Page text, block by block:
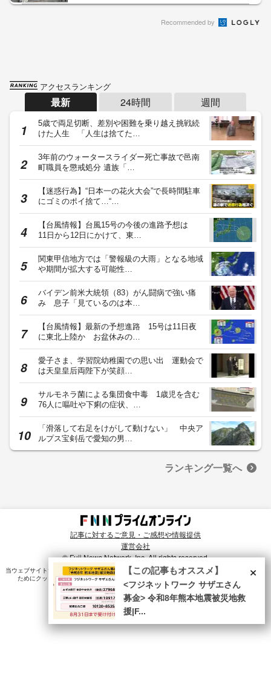
Recommended by
アクセスランキング
最新 24時間 週間
5歳で両足切断、差別や困難を乗り越え挑戦続
けた人生 「人生は捨てた…
3年前のウォータースライダー死亡事故で邑南
町職員を懲戒処分 遺族「…
【迷惑行為】“日本一の花火大会”で長時間駐車
にゴミのポイ捨て…“…
【台風情報】台風15号の今後の進路予想は
11日から12日にかけて、東…
関東甲信地方では「警報級の大雨」となる地域
や期間が拡大する可能性…
バイデン前米大統領（83）がん闘病で強い痛
み 息子「見ているのは本…
【台風情報】最新の予想進路 15号は11日夜
に東北上陸か お盆休みの…
愛子さま、学習院幼稚園での思い出 運動会で
は天皇皇后両陛下が笑顔…
サルモネラ菌による集団食中毒 1歳児を含む
76人に嘔吐や下痢の症状、…
「滑落して右足をけがして動けない」 中央ア
ルプス宝剣岳で愛知の男…
ランキング一覧へ
記事に対するご意見・ご感想や情報提供
運営会社
© Fuji News Network, Inc. All rights reserved.
当ウェブサイトでは、ユーザのニーズ・興味・関⼼に合致したコンテンツや広告配信を提供する
ためにクッキーを使⽤しています。詳細は、
プライバシーポリシー をご確認ください。×
【この記事もオススメ】
<フジネットワーク サザエさん
募金> 令和8年熊本地震被災地救
援|F...